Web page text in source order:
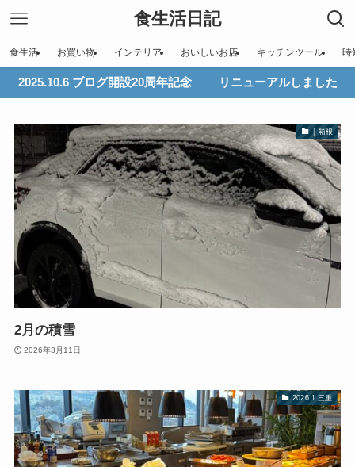
食生活日記
食生活 お買い物 インテリア おいしいお店 キッチンツール 時
2025.10.6 ブログ開設20周年記念 リニューアルしました
├ 箱根
2月の積雪
2026年3月11日
2026.1 三重